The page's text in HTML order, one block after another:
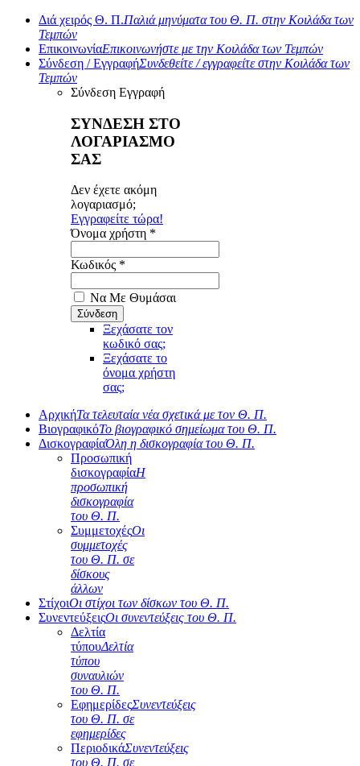
Διά χειρός Θ. Π.Παλιά μηνύματα του Θ. Π. στην Κοιλάδα των
Τεμπών
ΕπικοινωνίαΕπικοινωνήστε με την Κοιλάδα των Τεμπών
Σύνδεση / ΕγγραφήΣυνδεθείτε / εγγραφείτε στην Κοιλάδα των
Τεμπών
Σύνδεση Εγγραφή
ΣΥΝΔΕΣΗ ΣΤΟ
ΛΟΓΑΡΙΑΣΜΟ
ΣΑΣ
Δεν έχετε ακόμη
λογαριασμό;
Εγγραφείτε τώρα!
Όνομα χρήστη *
Κωδικός *
Να Με Θυμάσαι
Ξεχάσατε τον
κωδικό σας;
Ξεχάσατε το
όνομα χρήστη
σας;
ΑρχικήΤα τελευταία νέα σχετικά με τον Θ. Π.
ΒιογραφικόΤο βιογραφικό σημείωμα του Θ. Π.
ΔισκογραφίαΌλη η δισκογραφία του Θ. Π.
Προσωπική
δισκογραφίαΗ
προσωπική
δισκογραφία
του Θ. Π.
ΣυμμετοχέςΟι
συμμετοχές
του Θ. Π. σε
δίσκους
άλλων
ΣτίχοιΟι στίχοι των δίσκων του Θ. Π.
ΣυνεντεύξειςΟι συνεντεύξεις του Θ. Π.
Δελτία
τύπουΔελτία
τύπου
συναυλιών
του Θ. Π.
ΕφημερίδεςΣυνεντεύξεις
του Θ. Π. σε
εφημερίδες
ΠεριοδικάΣυνεντεύξεις
του Θ. Π. σε